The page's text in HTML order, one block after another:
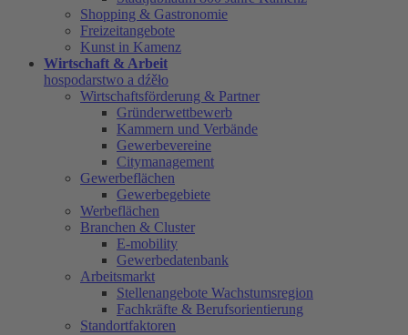
Shopping & Gastronomie
Freizeitangebote
Kunst in Kamenz
Wirtschaft & Arbeit
hospodarstwo a dźěło
Wirtschaftsförderung & Partner
Gründerwettbewerb
Kammern und Verbände
Gewerbevereine
Citymanagement
Gewerbeflächen
Gewerbegebiete
Werbeflächen
Branchen & Cluster
E-mobility
Gewerbedatenbank
Arbeitsmarkt
Stellenangebote Wachstumsregion
Fachkräfte & Berufsorientierung
Standortfaktoren